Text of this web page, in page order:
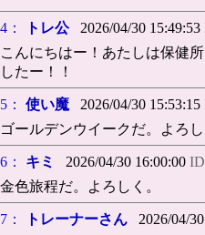
4： トレ公2026/04/30 15:49:53
こんにちはー！あたしは保健
したー！！
5： 使い魔 2026/04/30 15:53:15
ゴールデンウイークだ。よろし
6： キミ 2026/04/30 16:00:00
金色旅程だ。よろしく。
7： トレーナーさん 2026/04/